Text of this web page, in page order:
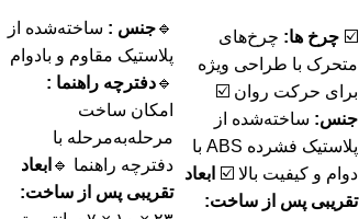
☑️ چرخ ها: چرخ‌های
متحرک با طراحی ویژه
برای حرکت روان ☑️
جنس: ساخته‌شده از
پلاستیک فشرده ABS با
دوام و کیفیت بالا ☑️ ابعاد
تقریبی پس از ساخت:
🔹جنس : ساخته‌شده از
پلاستیک مقاوم و بادوام
🔹دفترچه راهنما :
امکان ساخت
مرحله‌به‌مرحله با
دفترچه راهنما 🔹 ابعاد
تقریبی پس از ساخت: